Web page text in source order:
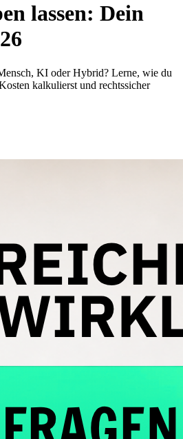
lassen: Dein
KI oder Hybrid? Lerne, wie du
kalkulierst und rechtssicher